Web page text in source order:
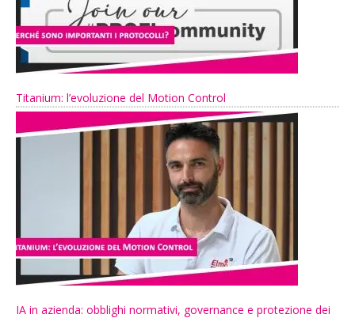
Titanium: l’evoluzione del Motion Control
IA in azienda: obblighi normativi, governance e protezione dei